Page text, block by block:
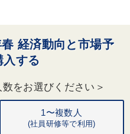
「T2」を構築。確度の
める。経済動向と市場予
入する
をお選びください＞
1〜複数人
(社員研修等で利用)